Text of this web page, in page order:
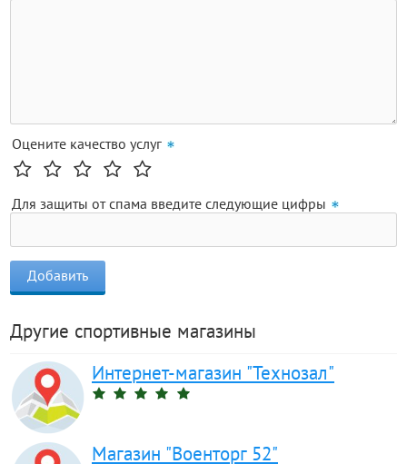
Оцените качество услуг
Для защиты от спама введите следующие цифры
Другие спортивные магазины
Интернет-магазин "Технозал"
Магазин "Военторг 52"